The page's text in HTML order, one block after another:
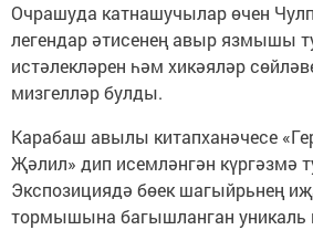
Очрашуда катнашучылар өчен
легендар әтисенең авыр язмышы
истәлекләрен һәм хикәяләр
мизгелләр булды.
Карабаш авылы китапханәчесе
Җәлил» дип исемләнгән күргәзмә
Экспозициядә бөек шагыйрьнең
тормышына багышланган уникаль